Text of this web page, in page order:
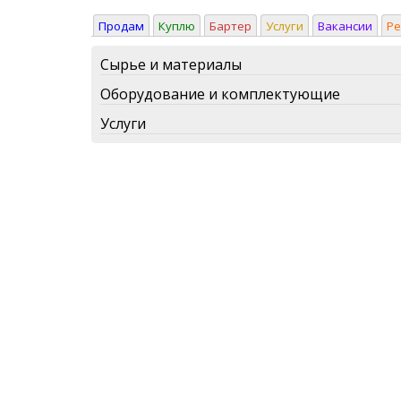
Продам Куплю Бартер Услуги Вакансии
Сырье и материалы
Оборудование и комплектующие
Услуги